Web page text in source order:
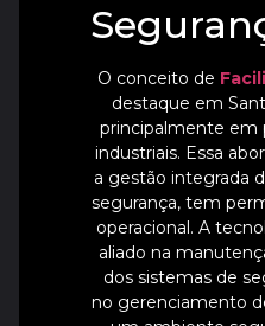
O conceito de
destaque em
principalmente em
industriais. Essa
a gestão integrada
segurança, tem
operacional. A
aliado na
dos sistemas de
no gerenciamento